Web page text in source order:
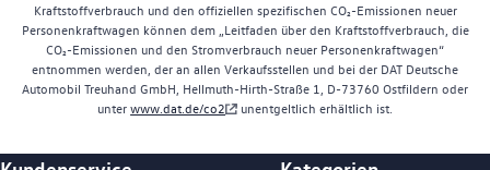
Kraftstoffverbrauch und den offiziellen spezifischen CO₂-Emissionen neuer
Personenkraftwagen können dem „Leitfaden über den Kraftstoffverbrauch, die
CO₂-Emissionen und den Stromverbrauch neuer Personenkraftwagen“
entnommen werden, der an allen Verkaufsstellen und bei der DAT Deutsche
Automobil Treuhand GmbH, Hellmuth-Hirth-Straße 1, D-73760 Ostfildern oder
unterwww.dat.de/co2 unentgeltlich erhältlich ist.